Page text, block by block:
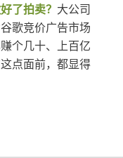
了拍卖？ 大公司
歌竞价广告市场
个几十、上百亿
点面前，都显得